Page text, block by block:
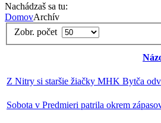
Nachádzaš sa tu:
DomovArchív
Zobr. počet
Z Nitry si staršie žiačky MHK Bytča
Sobota v Predmieri patrila okrem